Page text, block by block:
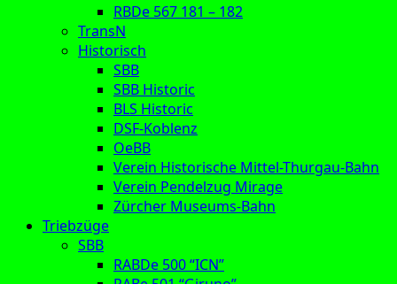
RBDe 567 181 – 182
TransN
Historisch
SBB
SBB Historic
BLS Historic
DSF-Koblenz
OeBB
Verein Historische Mittel-Thurgau-Bahn
Verein Pendelzug Mirage
Zürcher Museums-Bahn
Triebzüge
SBB
RABDe 500 “ICN”